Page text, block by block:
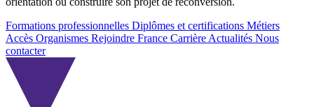
Formations professionnelles Diplômes et certifications Métiers
Accès Organismes Rejoindre France Carrière Actualités Nous
contacter